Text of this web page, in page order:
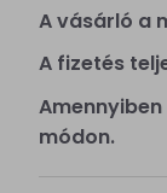
A vásárló a
A fizetés
módon.